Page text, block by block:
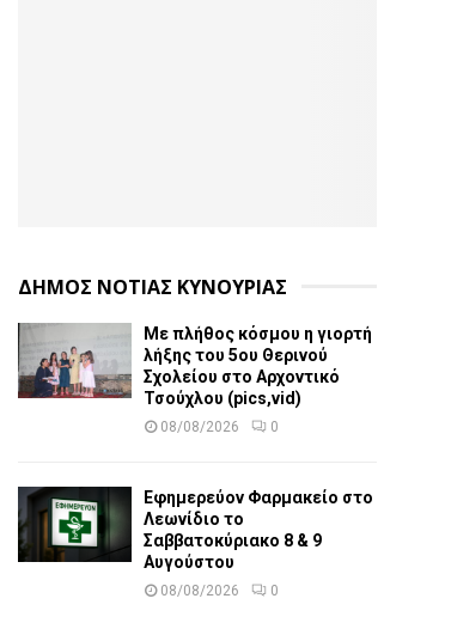
ΔΗΜΟΣ ΝΟΤΙΑΣ ΚΥΝΟΥΡΙΑΣ
Με πλήθος κόσμου η γιορτή
λήξης του 5ου Θερινού
Σχολείου στο Αρχοντικό
Τσούχλου (pics,vid)
08/08/2026 0
Εφημερεύον Φαρμακείο στο
Λεωνίδιο το
Σαββατοκύριακο 8 & 9
Αυγούστου
08/08/2026 0